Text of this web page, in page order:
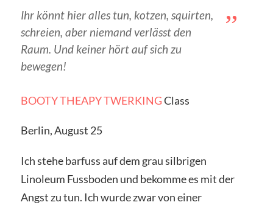
Ihr könnt hier alles tun, kotzen, squirten,
schreien, aber niemand verlässt den
Raum. Und keiner hört auf sich zu
bewegen!
BOOTY THEAPY TWERKINGClass
Berlin, August 25
Ich stehe barfuss auf dem grau silbrigen
Linoleum Fussboden und bekomme es mit der
Angst zu tun. Ich wurde zwar von einer